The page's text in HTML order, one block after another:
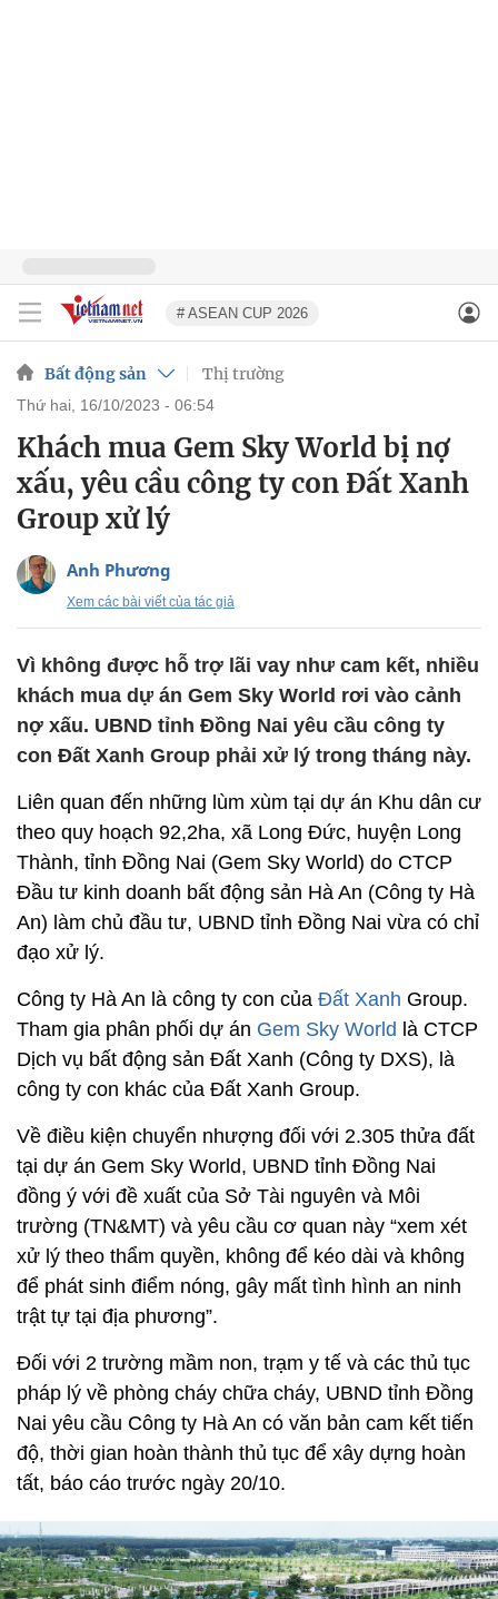
# ASEAN CUP 2026
Bất động sản Thị trường
thứ hai, 16/10/2023 - 06:54
Khách mua Gem Sky World bị nợ
xấu, yêu cầu công ty con Đất Xanh
Group xử lý
Anh Phương
Xem các bài viết của tác giả
Vì không được hỗ trợ lãi vay như cam kết, nhiều
khách mua dự án Gem Sky World rơi vào cảnh
nợ xấu. UBND tỉnh Đồng Nai yêu cầu công ty
con Đất Xanh Group phải xử lý trong tháng này.
Liên quan đến những lùm xùm tại dự án Khu dân cư
theo quy hoạch 92,2ha, xã Long Đức, huyện Long
Thành, tỉnh Đồng Nai (Gem Sky World) do CTCP
Đầu tư kinh doanh bất động sản Hà An (Công ty Hà
An) làm chủ đầu tư, UBND tỉnh Đồng Nai vừa có chỉ
đạo xử lý.
Công ty Hà An là công ty con của Đất Xanh Group.
Tham gia phân phối dự án Gem Sky World là CTCP
Dịch vụ bất động sản Đất Xanh (Công ty DXS), là
công ty con khác của Đất Xanh Group.
Về điều kiện chuyển nhượng đối với 2.305 thửa đất
tại dự án Gem Sky World, UBND tỉnh Đồng Nai
đồng ý với đề xuất của Sở Tài nguyên và Môi
trường (TN&MT) và yêu cầu cơ quan này “xem xét
xử lý theo thẩm quyền, không để kéo dài và không
để phát sinh điểm nóng, gây mất tình hình an ninh
trật tự tại địa phương”.
Đối với 2 trường mầm non, trạm y tế và các thủ tục
pháp lý về phòng cháy chữa cháy, UBND tỉnh Đồng
Nai yêu cầu Công ty Hà An có văn bản cam kết tiến
độ, thời gian hoàn thành thủ tục để xây dựng hoàn
tất, báo cáo trước ngày 20/10.